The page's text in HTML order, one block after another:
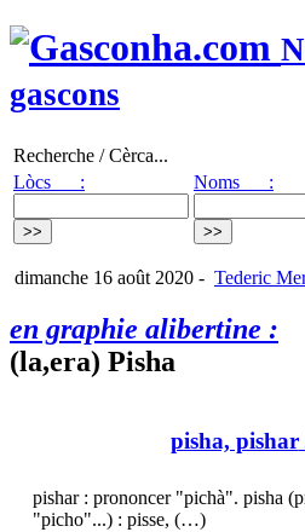
gascons
Recherche / Cèrca...
Lòcs :
Noms :
dimanche 16 août 2020 - Tederic
en graphie alibertine :
(la,era) Pisha
pisha, pishar
pishar : prononcer "pichà". pisha
"picho"...) : pisse, (…)